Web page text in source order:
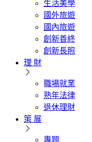
生活美學
國外旅遊
國內旅遊
創新善終
創新長照
理 財
職場就業
熟年法律
退休理財
策 展
專題